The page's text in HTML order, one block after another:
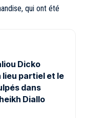
qui ont été
Dicko
lieu partiel et le
dans
Diallo